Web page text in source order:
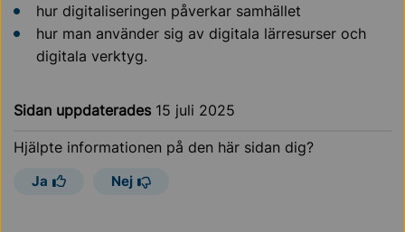
hur digitaliseringen påverkar samhället
hur man använder sig av digitala lärresurser och
digitala verktyg.
Sidan uppdaterades 15 juli 2025
Hjälpte informationen på den här sidan dig?
Ja Nej